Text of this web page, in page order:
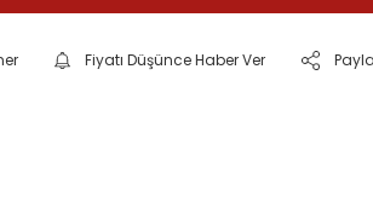
Fiyatı Düşünce Haber Ver